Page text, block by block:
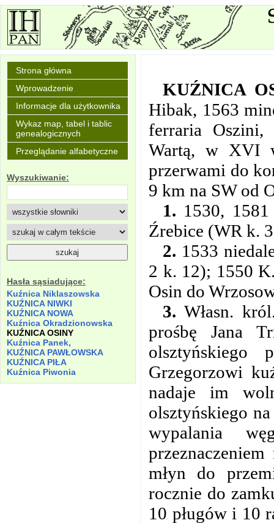
Strona główna
Wprowadzenie
Informacje dla użytkownika
Wykaz map, tabel i tablic
genealogicznych
Przeglądanie alfabetyczne
Wyszukiwanie:
Hasła sąsiadujące:
Kuźnica Niklaszowska
KUŹNICA NIWKI
KUŹNICA NOWA
Kuźnica Okradzionowska
KUŹNICA OSINY
Kuźnica Panek,
KUŹNICA PAWŁOWSKA
KUŹNICA PIŁA
Kuźnica Piwonia
KUŹNICA
Hibak, 1563
ferraria
Wartą, w XVI
przerwami do
9 km na SW od
1. 1530,
Źrebice (WR k.
2. 1533
2 k. 12); 1550
Osin do
3. Własn.
prośbę Jana
olsztyńskiego
Grzegorzowi
nadaje im
olsztyńskiego
wypalania
młyn do
rocznie do
10 pługów i 10